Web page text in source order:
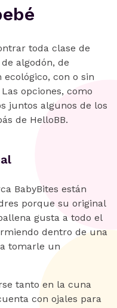
toda clase de
algodón, de
ecológico, con o sin
opciones, como
juntos algunos de los
de HelloBB.
BabyBites están
porque su original
gusta a todo el
dentro de una
tomarle un
tanto en la cuna
con ojales para